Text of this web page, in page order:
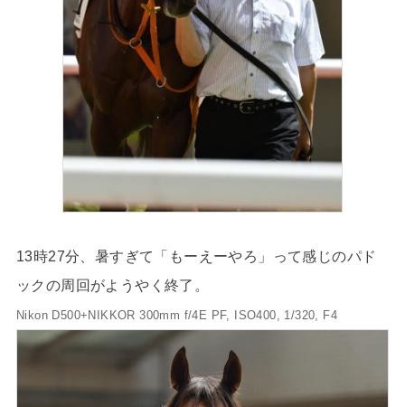
13時27分、暑すぎて「もーえーやろ」って感じのパド
ックの周回がようやく終了。
Nikon D500+NIKKOR 300mm f/4E PF, ISO400, 1/320, F4